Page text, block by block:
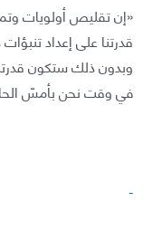
«إن تقليص أولويات
قدرتنا على إعداد
وبدون ذلك ستكون
في وقت نحن بأمسّ